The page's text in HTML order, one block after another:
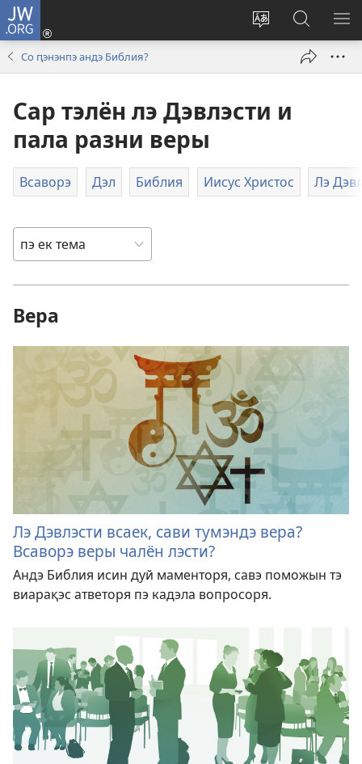
JW.ORG
Парув
сайто
Тэ
зажас
(открывается
окне)
Родэ
по
сайто
Со ԥэнэнпэ андэ Библия?
Сар тэлён лэ Дэвлэсти и
пала разни веры
Всаворэ Дэл Библия Иисус Христос Лэ
Вера
Лэ Дэвлэсти всаек, сави тумэндэ вера?
Всаворэ веры чалён лэсти?
Андэ Библия исин дуй маменторя, савэ поможын тэ
виарақэс атветоря пэ кадэла вопросоря.